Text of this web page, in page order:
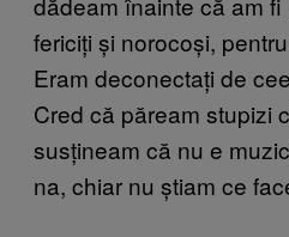
fericiți și norocoși,
Eram deconectați de
Cred că păream stupizi
susțineam că nu e
na, chiar nu știam ce